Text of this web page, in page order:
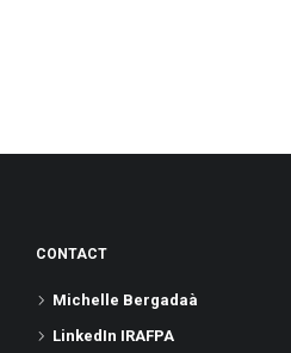
CONTACT
Michelle Bergadaà
LinkedIn IRAFPA